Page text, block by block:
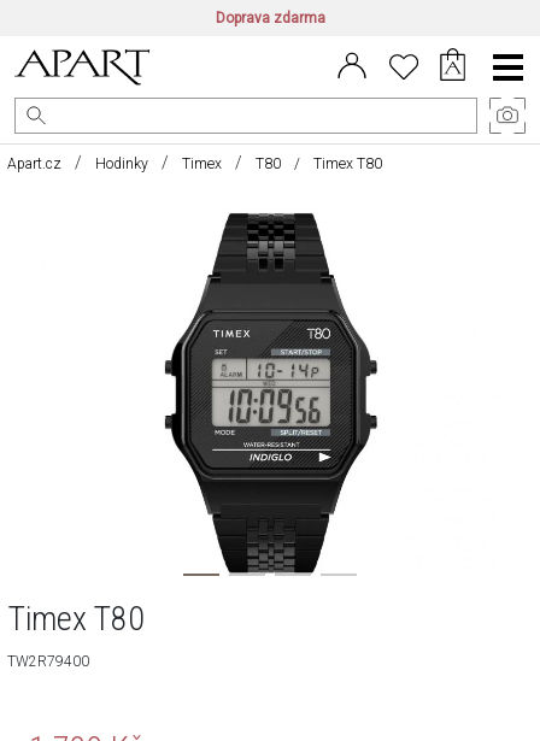
Doprava zdarma
CZ/CZK | EN/EUR PL/PLN
Main
Menu
Apart.cz Hodinky Timex T80 Timex T80
Timex T80
TW2R79400